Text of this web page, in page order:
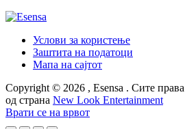
Услови за користење
Заштита на податоци
Мапа на сајтот
Copyright © 2026 , Esensa . Сите
од страна New Look Entertainment
Врати се на врвот